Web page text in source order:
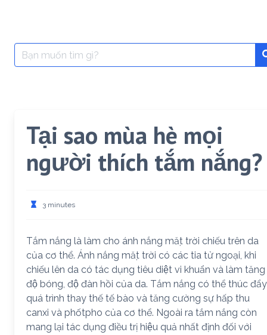
Search
for:
Tại sao mùa hè mọi
người thích tắm nắng?
3 minutes
Tắm nắng là làm cho ánh nắng mặt trời chiếu trên da
của cơ thể. Ánh nắng mặt trời có các tia tử ngoại, khi
chiếu lên da có tác dụng tiêu diệt vi khuẩn và làm tăng
độ bóng, độ đàn hồi của da. Tắm nắng có thể thúc đẩy
quá trình thay thế tế bào và tăng cường sự hấp thu
canxi và phốtpho của cơ thể. Ngoài ra tắm nắng còn
mang lại tác dụng điều trị hiệu quả nhất định đối với